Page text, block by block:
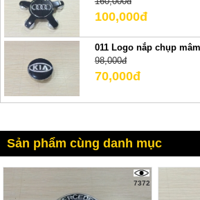
100,000đ
011 Logo nắp chụp
98,000đ
70,000đ
Sản phẩm cùng danh mục
7372